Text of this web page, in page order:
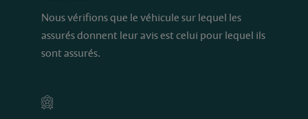
Nous vérifions que le véhicule sur lequel les
assurés donnent leur avis est celui pour lequel ils
sont assurés.